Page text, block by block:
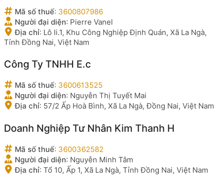
Mã số thuế: 3600807986
Người đại diện: Pierre Vanel
Địa chỉ: Lô Ii.1, Khu Công Nghiệp Định Quán, Xã La Ngà,
Tỉnh Đồng Nai, Việt Nam
Công Ty TNHH E.c
Mã số thuế: 3600613525
Người đại diện: Nguyễn Thị Tuyết Mai
Địa chỉ: 57/2 Ấp Hoà Bình, Xã La Ngà, Đồng Nai, Việt Nam
Doanh Nghiệp Tư Nhân Kim Thanh H
Mã số thuế: 3600362582
Người đại diện: Nguyễn Minh Tâm
Địa chỉ: Tổ 10, Ấp 1, Xã La Ngà, Tỉnh Đồng Nai, Việt Nam